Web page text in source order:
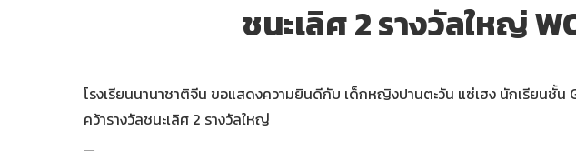
ชนะเลิศ 2 รางวัลใหญ่
โรงเรียนนานาชาติจีน ขอแสดงความยินดีกับ เด็กหญิงปานตะวัน แซ่เฮง นักเรียนชั้น
คว้ารางวัลชนะเลิศ 2 รางวัลใหญ่